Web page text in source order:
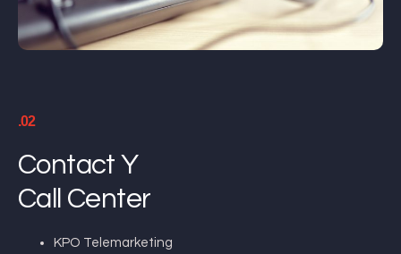
.02
Contact Y
Call Center
KPO Telemarketing